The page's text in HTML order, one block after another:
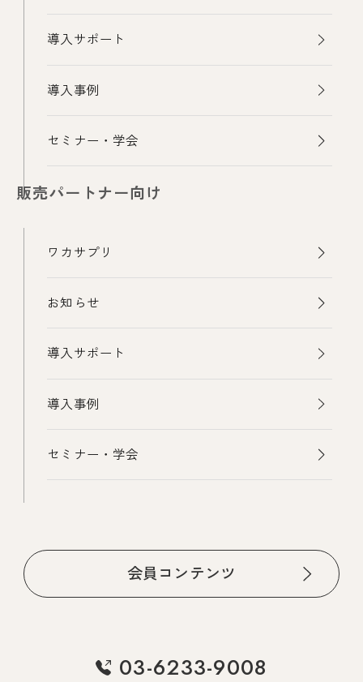
導入サポート
導入事例
セミナー・学会
販売パートナー向け
ワカサプリ
お知らせ
導入サポート
導入事例
セミナー・学会
会員コンテンツ
03-6233-9008